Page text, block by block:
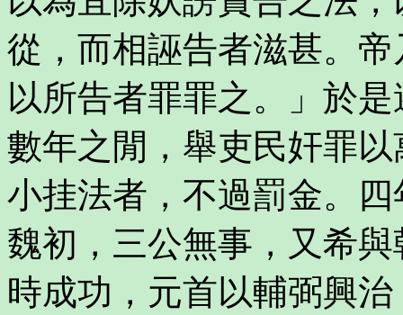
從，而相誣告者滋甚。
以所告者罪罪之。」於
數年之閒，舉吏民奸罪
小挂法者，不過罰金。
魏初，三公無事，又希
時成功，元首以輔弼興